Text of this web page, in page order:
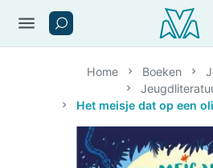
menu
Home Boeken
Het meisje dat op een